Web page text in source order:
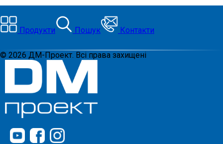
Продукти Пошук Контакти
© 2026 ДМ-Проект. Всі права захищені